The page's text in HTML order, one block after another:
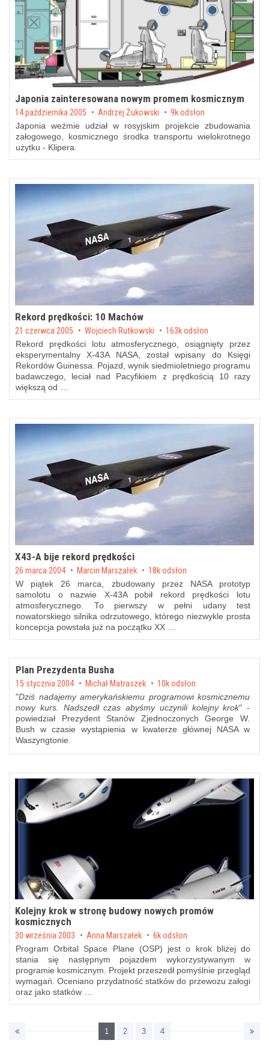
Japonia zainteresowana nowym promem kosmicznym
Posted on
14 października 2005 by Andrzej Żukowski 9k odsłon
Japonia weźmie udział w rosyjskim projekcie zbudowania
załogowego, kosmicznego środka transportu wielokrotnego
użytku - Klipera.
Rekord prędkości: 10 Machów
Posted on
21 czerwca 2005 byWojciech Rutkowski 163k odsłon
Rekord prędkości lotu atmosferycznego, osiągnięty przez
eksperymentalny X-43A NASA, został wpisany do Księgi
Rekordów Guinessa. Pojazd, wynik siedmioletniego programu
badawczego, leciał nad Pacyfikiem z prędkością 10 razy
większą od …
X43-A bije rekord prędkości
Posted on
26 marca 2004 by Marcin Marszałek 18k odsłon
W piątek 26 marca, zbudowany przez NASA prototyp
samolotu o nazwie X-43A pobił rekord prędkości lotu
atmosferycznego. To pierwszy w pełni udany test
nowatorskiego silnika odrzutowego, którego niezwykle prosta
koncepcja powstała już na początku XX …
Plan Prezydenta Busha
Posted on
15 stycznia 2004 by Michał Matraszek 10k odsłon
"Dziś nadajemy amerykańskiemu programowi kosmicznemu
nowy kurs. Nadszedł czas abyśmy uczynili kolejny krok" -
powiedział Prezydent Stanów Zjednoczonych George W.
Bush w czasie wystąpienia w kwaterze głównej NASA w
Waszyngtonie.
Kolejny krok w stronę budowy nowych promów
kosmicznych
Posted on
30 września 2003 by Anna Marszałek 6k odsłon
Program Orbital Space Plane (OSP) jest o krok bliżej do
stania się następnym pojazdem wykorzystywanym w
programie kosmicznym. Projekt przeszedł pomyślnie przegląd
wymagań. Oceniano przydatność statków do przewozu załogi
oraz jako statków …
1 2 3 4